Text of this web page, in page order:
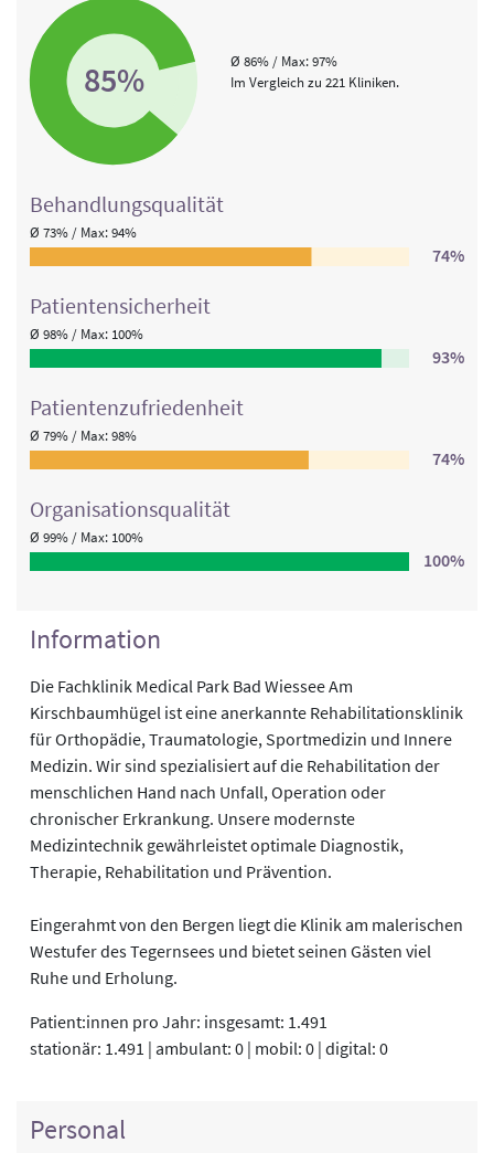
85%
Ø 86% / Max: 97%
Im Vergleich zu 221 Kliniken.
Behandlungs­qualität
Ø 73% / Max: 94%
74%
Patienten­sicherheit
Ø 98% / Max: 100%
93%
Patienten­zufriedenheit
Ø 79% / Max: 98%
74%
Organisations­qualität
Ø 99% / Max: 100%
100%
Information
Die Fachklinik Medical Park Bad Wiessee Am
Kirschbaumhügel ist eine anerkannte Rehabilitationsklinik
für Orthopädie, Traumatologie, Sportmedizin und Innere
Medizin. Wir sind spezialisiert auf die Rehabilitation der
menschlichen Hand nach Unfall, Operation oder
chronischer Erkrankung. Unsere modernste
Medizintechnik gewährleistet optimale Diagnostik,
Therapie, Rehabilitation und Prävention.
Eingerahmt von den Bergen liegt die Klinik am malerischen
Westufer des Tegernsees und bietet seinen Gästen viel
Ruhe und Erholung.
Patient:innen pro Jahr: insgesamt: 1.491
stationär: 1.491 | ambulant: 0 | mobil: 0 | digital: 0
Personal